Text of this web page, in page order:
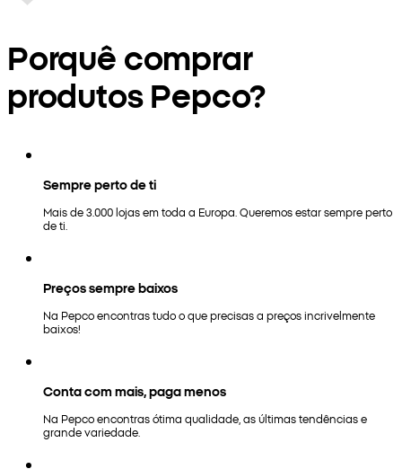
Porquê comprar
produtos Pepco?
Sempre perto de ti
Mais de 3.000 lojas em toda a Europa. Queremos estar sempre perto
de ti.
Preços sempre baixos
Na Pepco encontras tudo o que precisas a preços incrivelmente
baixos!
Conta com mais, paga menos
Na Pepco encontras ótima qualidade, as últimas tendências e
grande variedade.